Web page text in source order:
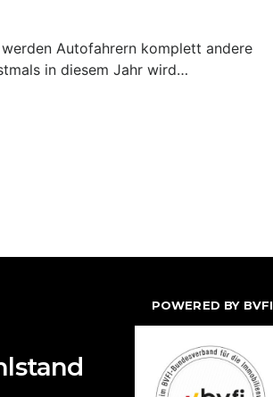
Autofahrern komplett andere
in diesem Jahr wird…
POWERED BY BVFI